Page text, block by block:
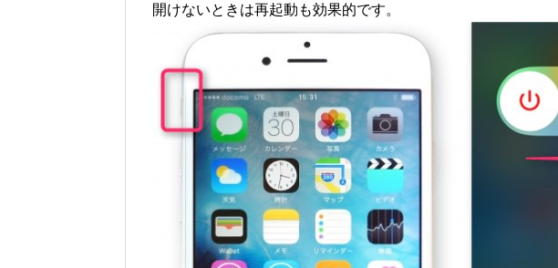
開けないときは再起動も効果的です。